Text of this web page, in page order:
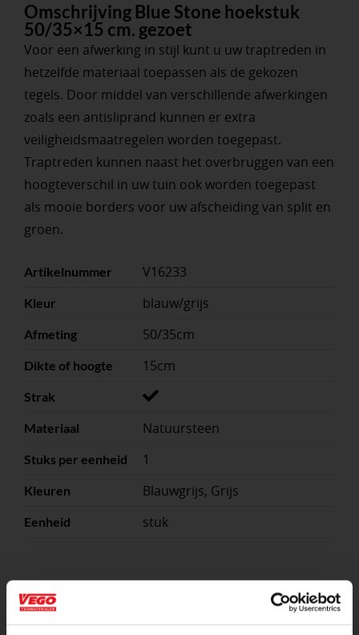
Omschrijving Blue Stone hoekstuk
50/35×15 cm. gezoet
Voor een afwerking in stijl kunt u uw traptreden in
hetzelfde materiaal toepassen als de gekozen
tegels. Door middel van verschillende afwerkingen
zoals een antisliprand kunnen er extra
veiligheidsmaatregelen worden toegepast.
Traptreden kunnen naast het overbruggen van een
hoogteverschil in uw tuin ook worden toegepast
als mooie borders voor uw afscheiding van split en
groen.
Artikelnummer V16233
Kleur blauw/grijs
Afmeting 50/35cm
Dikte of hoogte 15cm
Strak
Materiaal Natuursteen
Stuks per eenheid 1
Kleuren Blauwgrijs, Grijs
Eenheid stuk